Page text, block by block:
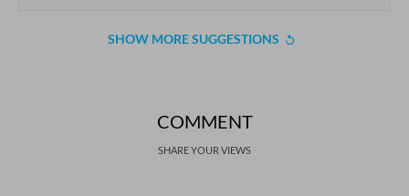
SHOW MORE SUGGESTIONS
COMMENT
SHARE YOUR VIEWS